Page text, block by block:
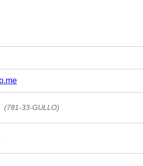
(781-33-GULLO)